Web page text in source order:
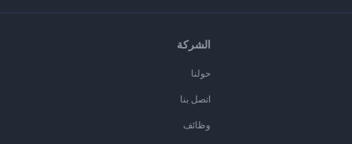
الشركة
حولنا
اتصل بنا
وظائف